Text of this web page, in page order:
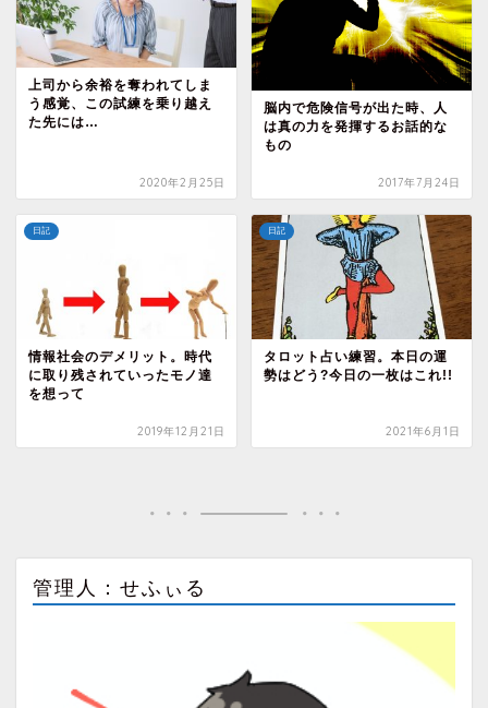
上司から余裕を奪われてしま
う感覚、この試練を乗り越え
た先には…
2020年2月25日
脳内で危険信号が出た時、人
は真の力を発揮するお話的な
もの
2017年7月24日
日記
情報社会のデメリット。時代
に取り残されていったモノ達
を想って
2019年12月21日
日記
タロット占い練習。本日の運
勢はどう?今日の一枚はこれ!!
2021年6月1日
管理人：せふぃる